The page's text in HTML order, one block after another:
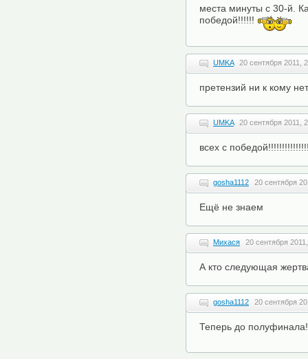
места минуты с 30-й.
победой!!!!!!
UMKA 20 сентября 2011,
претензий ни к кому
UMKA 20 сентября 2011,
всех с
gosha1112 20 сентября
Ещё не знаем
Михася 20 сентября
А кто следующая
gosha1112 20 сентября
Теперь до